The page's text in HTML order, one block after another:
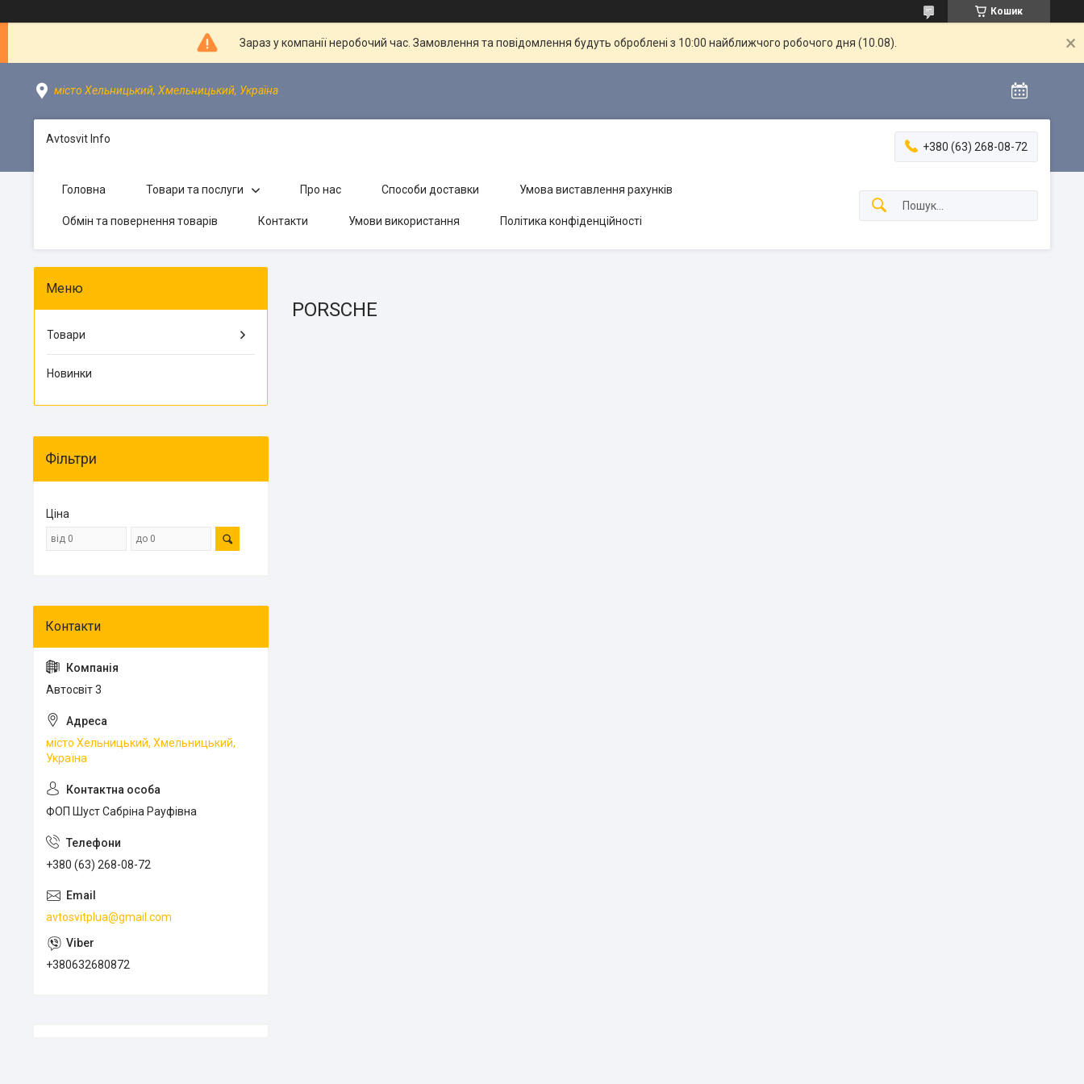
Кошик
Зараз у компанії неробочий час. Замовлення та повідомлення будуть оброблені з 10:00 найближчого робочого дня (10.08).
місто Хельницький, Хмельницький, Україна
Avtosvit Info
+380 (63) 268-08-72
Головна Товари та послуги Про нас Способи доставки Умова виставлення рахунків
Обмін та повернення товарів Контакти Умови використання Політика конфіденційності
PORSCHE
Товари
Новинки
Фільтри
Ціна
Автосвіт 3
місто Хельницький, Хмельницький,
Україна
ФОП Шуст Сабріна Рауфівна
+380 (63) 268-08-72
avtosvitplua@gmail.com
+380632680872